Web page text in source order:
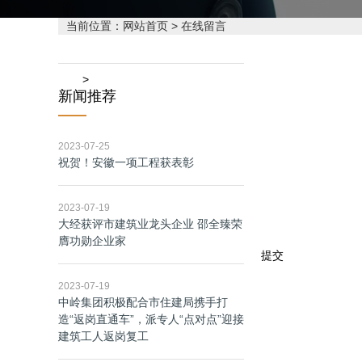
当前位置：网站首页 > 在线留言
新闻推荐
2023-07-25
祝贺！安徽一项工程获表彰
2023-07-19
大经获评市建筑业龙头企业 邵全臻荣
膺功勋企业家
2023-07-19
中岭集团积极配合市住建局携手打
造“返岗直通车”，派专人“点对点”迎接
建筑工人返岗复工